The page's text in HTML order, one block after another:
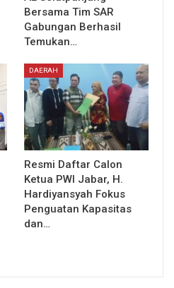
Bersama Tim SAR
Gabungan Berhasil
Temukan…
DAERAH
Resmi Daftar Calon
Ketua PWI Jabar, H.
Hardiyansyah Fokus
Penguatan Kapasitas
dan…